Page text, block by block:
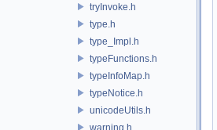
tryInvoke.h
type.h
type_Impl.h
typeFunctions.h
typeInfoMap.h
typeNotice.h
unicodeUtils.h
warning.h